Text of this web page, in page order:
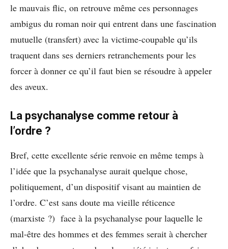
le mauvais flic, on retrouve même ces personnages
ambigus du roman noir qui entrent dans une fascination
mutuelle (transfert) avec la victime-coupable qu’ils
traquent dans ses derniers retranchements pour les
forcer à donner ce qu’il faut bien se résoudre à appeler
des aveux.
La psychanalyse comme retour à
l’ordre ?
Bref, cette excellente série renvoie en même temps à
l’idée que la psychanalyse aurait quelque chose,
politiquement, d’un dispositif visant au maintien de
l’ordre. C’est sans doute ma vieille réticence
(marxiste ?) face à la psychanalyse pour laquelle le
mal-être des hommes et des femmes serait à chercher